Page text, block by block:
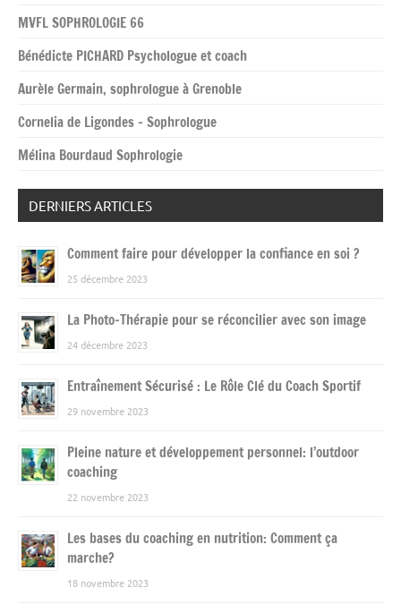
MVFL SOPHROLOGIE 66
Bénédicte PICHARD Psychologue et coach
Aurèle Germain, sophrologue à Grenoble
Cornelia de Ligondes – Sophrologue
Mélina Bourdaud Sophrologie
DERNIERS ARTICLES
Comment faire pour développer la confiance en soi ?
25 décembre 2023
La Photo-Thérapie pour se réconcilier avec son image
24 décembre 2023
Entraînement Sécurisé : Le Rôle Clé du Coach Sportif
29 novembre 2023
Pleine nature et développement personnel: l’outdoor
coaching
22 novembre 2023
Les bases du coaching en nutrition: Comment ça
marche?
18 novembre 2023